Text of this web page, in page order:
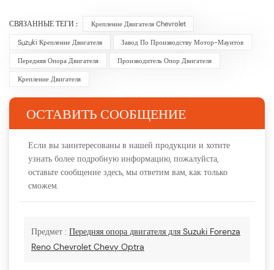
СВЯЗАННЫЕ ТЕГИ : Крепление Двигателя Chevrolet
Suzuki Крепление Двигателя Завод По Производству Мотор-Маунтов
Передняя Опора Двигателя Производитель Опор Двигателя
Крепление Двигателя
ОСТАВИТЬ СООБЩЕНИЕ
Если вы заинтересованы в нашей продукции и хотите
узнать более подробную информацию, пожалуйста,
оставьте сообщение здесь, мы ответим вам, как только
сможем.
Предмет : Передняя опора двигателя для Suzuki Forenza
Reno Chevrolet Chevy Optra